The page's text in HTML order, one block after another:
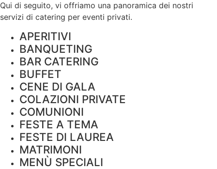
Qui di seguito, vi offriamo una panoramica dei nostri
servizi di catering per eventi privati.
APERITIVI
BANQUETING
BAR CATERING
BUFFET
CENE DI GALA
COLAZIONI PRIVATE
COMUNIONI
FESTE A TEMA
FESTE DI LAUREA
MATRIMONI
MENÙ SPECIALI